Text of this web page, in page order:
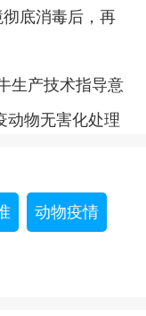
底消毒后，再
生产技术指导意
动物无害化处理
动物疫情